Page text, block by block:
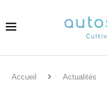
Accueil Actualités